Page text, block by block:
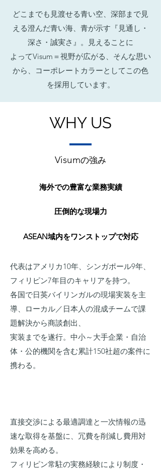
どこまでも見渡せる青い空、深部まで見
える澄んだ青い海、青が示す『見通し・
深さ・誠実さ』。見えることに
よってVisum＝視野が広がる、そんな思い
から、コーポレートカラーとしてこの色
を採用しています。
​WHY US
Visumの強み
海外での豊富な業務実績
圧倒的な現場力
代表はアメリカ10年、シンガポール9年、
フィリピン7年目のキャリアを持つ。
各国で日英バイリンガルの現場実装を主
導、ローカル／日本人の混成チームで課
題解決から商談創出、
実装までを遂行。中小～大手企業・自治
体・公的機関を含む累計150社超の案件に
携わる。
直接交渉による最適調達と一次情報の迅
速な取得を基盤に、冗費を削減し費用対
効果を高める。
フィリピン常駐の実務経験により制度・
ASEAN域内をワンストップで対応